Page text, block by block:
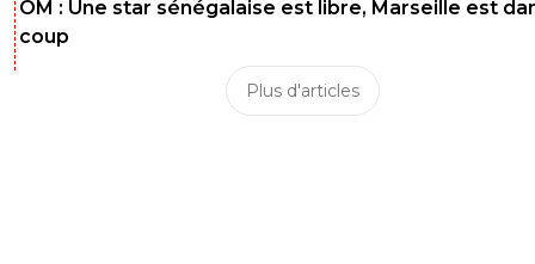
OM : Une star sénégalaise est libre, Marseille est
coup
Plus d'articles